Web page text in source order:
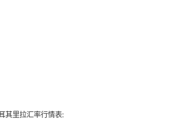
其里拉汇率行情表: